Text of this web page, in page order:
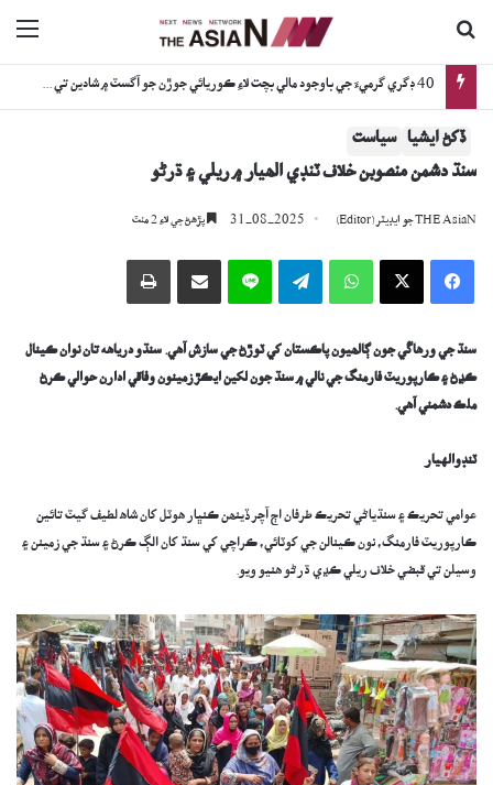
اڳوڻي چيف جسٽس جي گهر ۽ بئنڪ تي فائرنگ: جاچ دوران نوجوان ڪيئن فوت ٿيو؟
ڏکڻ ايشيا سياست
سنڌ دشمن منصوبن خلاف ٽنڊي الھيار ۾ ريلي ۽ ڌرڻو
THE AsiaN جو ايڊيٽر (Editor) 31-08-2025 پڙھڻ جي لاءِ 2 منٽ
Facebook
X
WhatsApp
Telegram
Line اي ميل وسيلي ونڊيو پرنٽ
سنڌ جي ورھاڱي جون ڳالھيون پاڪستان کي ٽوڙڻ جي سازش آھي. سنڌو درياهه تان نوان ڪينال
ڪڍڻ ۽ ڪارپوريٽ فارمنگ جي نالي ۾ سنڌ جون لکين ايڪڙ زمينون وفاقي ادارن حوالي ڪرڻ
ملڪ دشمني آهي.
ٽنڊوالهيار
عوامي تحريڪ ۽ سنڌياڻي تحريڪ طرفان اڄ آچر ڏينھن ڪنڀار هوٽل کان شاھ لطيف گيٽ تائين
ڪارپوريٽ فارمنگ، نون ڪينالن جي کوٽائي، ڪراچي کي سنڌ کان الڳ ڪرڻ ۽ سنڌ جي زمينن ۽
وسيلن تي قبضي خلاف ريلي ڪڍي ڌرڻو هنيو ويو.